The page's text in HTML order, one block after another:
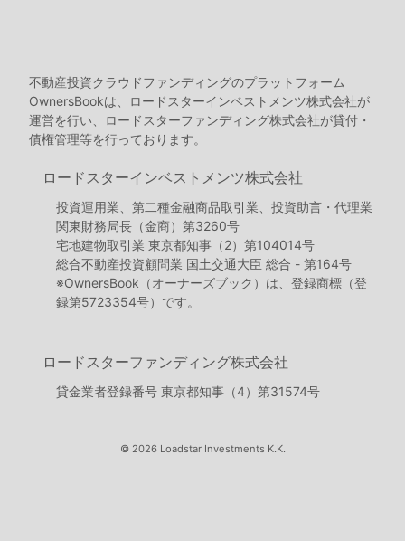
不動産投資クラウドファンディングのプラットフォーム
OwnersBookは、ロードスターインベストメンツ株式会社が
運営を行い、ロードスターファンディング株式会社が貸付・
債権管理等を行っております。
ロードスターインベストメンツ株式会社
投資運用業、第二種金融商品取引業、投資助言・代理業
関東財務局長（金商）第3260号
宅地建物取引業 東京都知事（2）第104014号
総合不動産投資顧問業 国土交通大臣 総合 - 第164号
※OwnersBook（オーナーズブック）は、登録商標（登
録第5723354号）です。
ロードスターファンディング株式会社
貸金業者登録番号 東京都知事（4）第31574号
© 2026 Loadstar Investments K.K.